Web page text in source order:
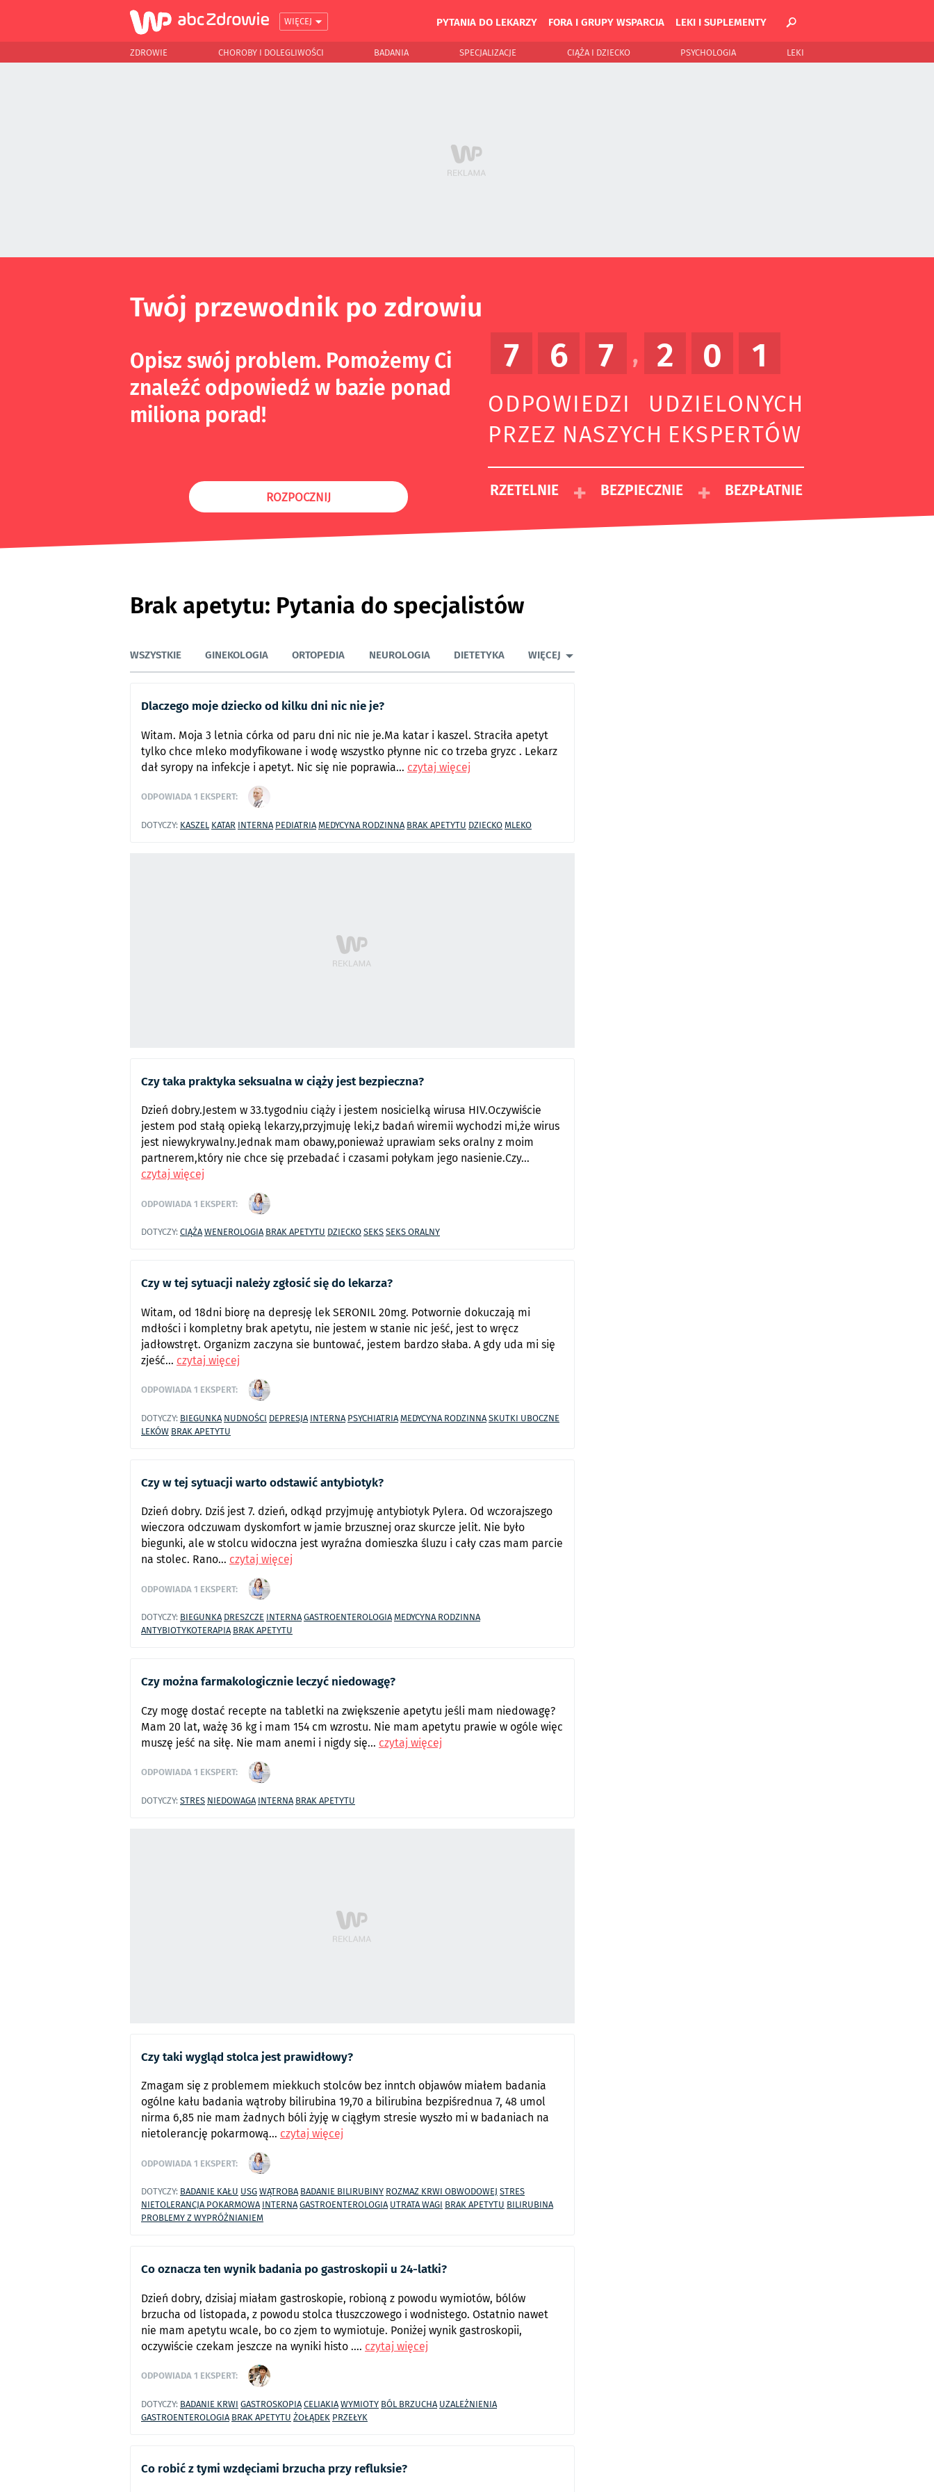
WIĘCEJ PYTANIA DO LEKARZY FORA I GRUPY WSPARCIA LEKI I SUPLEMENTY
ZDROWIE CHOROBY I DOLEGLIWOŚCI BADANIA SPECJALIZACJE CIĄŻA I DZIECKO PSYCHOLOGIA LEKI
Twój przewodnik po zdrowiu
Opisz swój problem. Pomożemy Ci
znaleźć odpowiedź w bazie ponad
miliona porad!
ROZPOCZNIJ
7 6 7 , 2 0 1
ODPOWIEDZI UDZIELONYCH
PRZEZ NASZYCH EKSPERTÓW
RZETELNIE + BEZPIECZNIE + BEZPŁATNIE
Brak apetytu: Pytania do specjalistów
WSZYSTKIE GINEKOLOGIA ORTOPEDIA NEUROLOGIA DIETETYKA WIĘCEJ
Dlaczego moje dziecko od kilku dni nic nie je?
Witam. Moja 3 letnia córka od paru dni nic nie je.Ma katar i kaszel. Straciła apetyt
tylko chce mleko modyfikowane i wodę wszystko płynne nic co trzeba gryzc . Lekarz
dał syropy na infekcje i apetyt. Nic się nie poprawia... czytaj więcej
ODPOWIADA1 EKSPERT:
DOTYCZY: KASZEL KATAR INTERNA PEDIATRIAMEDYCYNA RODZINNA BRAK APETYTU DZIECKOMLEKO
Czy taka praktyka seksualna w ciąży jest bezpieczna?
Dzień dobry.Jestem w 33.tygodniu ciąży i jestem nosicielką wirusa HIV.Oczywiście
jestem pod stałą opieką lekarzy,przyjmuję leki,z badań wiremii wychodzi mi,że wirus
jest niewykrywalny.Jednak mam obawy,ponieważ uprawiam seks oralny z moim
partnerem,który nie chce się przebadać i czasami połykam jego nasienie.Czy...
czytaj więcej
ODPOWIADA1 EKSPERT:
DOTYCZY:CIĄŻAWENEROLOGIA BRAK APETYTU DZIECKOSEKSSEKS ORALNY
Czy w tej sytuacji należy zgłosić się do lekarza?
Witam, od 18dni biorę na depresję lek SERONIL 20mg. Potwornie dokuczają mi
mdłości i kompletny brak apetytu, nie jestem w stanie nic jeść, jest to wręcz
jadłowstręt. Organizm zaczyna sie buntować, jestem bardzo słaba. A gdy uda mi się
zjeść... czytaj więcej
ODPOWIADA1 EKSPERT:
DOTYCZY: BIEGUNKA NUDNOŚCI DEPRESJA INTERNA PSYCHIATRIAMEDYCYNA RODZINNASKUTKI UBOCZNE
LEKÓW BRAK APETYTU
Czy w tej sytuacji warto odstawić antybiotyk?
Dzień dobry. Dziś jest 7. dzień, odkąd przyjmuję antybiotyk Pylera. Od wczorajszego
wieczora odczuwam dyskomfort w jamie brzusznej oraz skurcze jelit. Nie było
biegunki, ale w stolcu widoczna jest wyraźna domieszka śluzu i cały czas mam parcie
na stolec. Rano... czytaj więcej
ODPOWIADA1 EKSPERT:
DOTYCZY: BIEGUNKA DRESZCZE INTERNAGASTROENTEROLOGIAMEDYCYNA RODZINNA
ANTYBIOTYKOTERAPIA BRAK APETYTU
Czy można farmakologicznie leczyć niedowagę?
Czy mogę dostać recepte na tabletki na zwiększenie apetytu jeśli mam niedowagę?
Mam 20 lat, ważę 36 kg i mam 154 cm wzrostu. Nie mam apetytu prawie w ogóle więc
muszę jeść na siłę. Nie mam anemi i nigdy się... czytaj więcej
ODPOWIADA1 EKSPERT:
DOTYCZY:STRES NIEDOWAGA INTERNA BRAK APETYTU
Czy taki wygląd stolca jest prawidłowy?
Zmagam się z problemem miekkuch stolców bez inntch objawów miałem badania
ogólne kału badania wątroby bilirubina 19,70 a bilirubina bezpiśrednua 7, 48 umol
nirma 6,85 nie mam żadnych bóli żyję w ciągłym stresie wyszło mi w badaniach na
nietolerancję pokarmową... czytaj więcej
ODPOWIADA1 EKSPERT:
DOTYCZY: BADANIE KAŁU USGWĄTROBA BADANIE BILIRUBINY ROZMAZ KRWI OBWODOWEJ STRES
NIETOLERANCJA POKARMOWA INTERNAGASTROENTEROLOGIA UTRATA WAGI BRAK APETYTU BILIRUBINA
PROBLEMY Z WYPRÓŻNIANIEM
Co oznacza ten wynik badania po gastroskopii u 24-latki?
Dzień dobry, dzisiaj miałam gastroskopie, robioną z powodu wymiotów, bólów
brzucha od listopada, z powodu stolca tłuszczowego i wodnistego. Ostatnio nawet
nie mam apetytu wcale, bo co zjem to wymiotuje. Poniżej wynik gastroskopii,
oczywiście czekam jeszcze na wyniki histo .... czytaj więcej
ODPOWIADA1 EKSPERT:
DOTYCZY: BADANIE KRWI GASTROSKOPIACELIAKIAWYMIOTY BÓL BRZUCHA UZALEŻNIENIA
GASTROENTEROLOGIA BRAK APETYTU ŻOŁĄDEK PRZEŁYK
Co robić z tymi wzdęciami brzucha przy refluksie?